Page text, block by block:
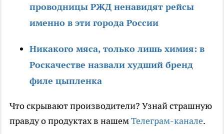
проводницы РЖД ненавидят рейсы
именно в эти города России
Никакого мяса, только лишь химия: в
Роскачестве назвали худший бренд
филе цыпленка
Что скрывают производители? Узнай страшную
правду о продуктах в нашемТелеграм-канале.